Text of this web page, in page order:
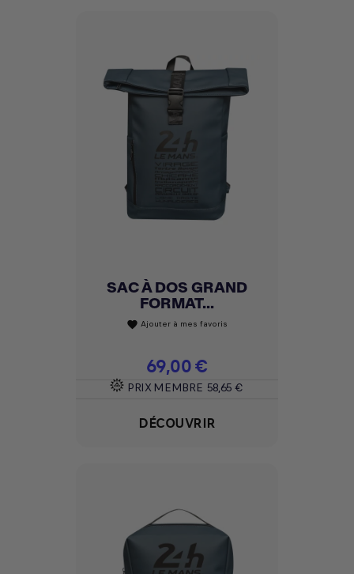
SAC À DOS GRAND
FORMAT...
favorite Ajouter à mes favoris
Prix
69,00 €
PRIX MEMBRE 58,65 €
DÉCOUVRIR